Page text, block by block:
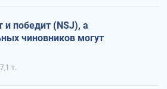
победит (NSJ), а
чиновников могут
7,1 т.